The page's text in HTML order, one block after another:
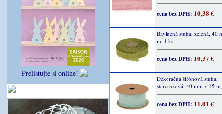
Prelistujte si online!
cena bez DPH: 10,38 €
Bavlnená stuha, zelená, 40
m, 1 ks
cena bez DPH: 10,37 €
Dekoračná šifónová stuha,
staroružová, 40 mm x 15
cena bez DPH: 11,01 €